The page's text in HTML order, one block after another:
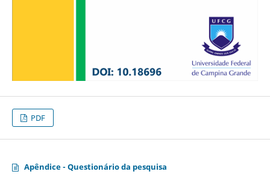
PDF
Apêndice - Questionário da pesquisa